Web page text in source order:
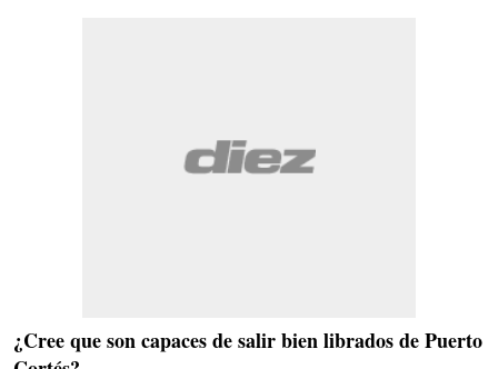
¿Cree que son capaces de salir bien librados de Puerto